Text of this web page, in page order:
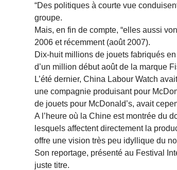
“Des politiques à courte vue
groupe.
Mais, en fin de compte, “elles aussi
2006 et récemment (août 2007).
Dix-huit millions de jouets fabriqués
d’un million début août de la marque
L’été dernier, China Labour Watch
une compagnie produisant pour
de jouets pour McDonald’s, avait
A l’heure où la Chine est montrée du
lesquels affectent directement la
offre une vision très peu idyllique du
Son reportage, présenté au Festival
juste titre.